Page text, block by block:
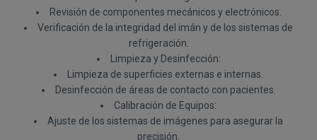
Revisión de componentes mecánicos y electrónicos.
Verificación de la integridad del imán y de los sistemas de
refrigeración.
Limpieza y Desinfección:
Limpieza de superficies externas e internas.
Desinfección de áreas de contacto con pacientes.
Calibración de Equipos:
Ajuste de los sistemas de imágenes para asegurar la
precisión.